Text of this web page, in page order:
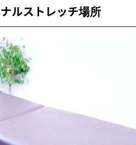
ルストレッチ場所